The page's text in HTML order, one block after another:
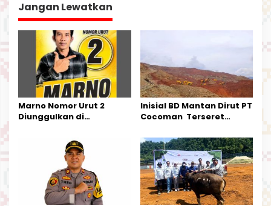
a
s
s
Jangan Lewatkan
Marno Nomor Urut 2
Diunggulkan di
Kesederhanaannya Jadi
Harapan Warga
Inisial BD Mantan Dirut PT
Cocoman Terseret
Tata Kelola Tambang
Kalimantan Barat